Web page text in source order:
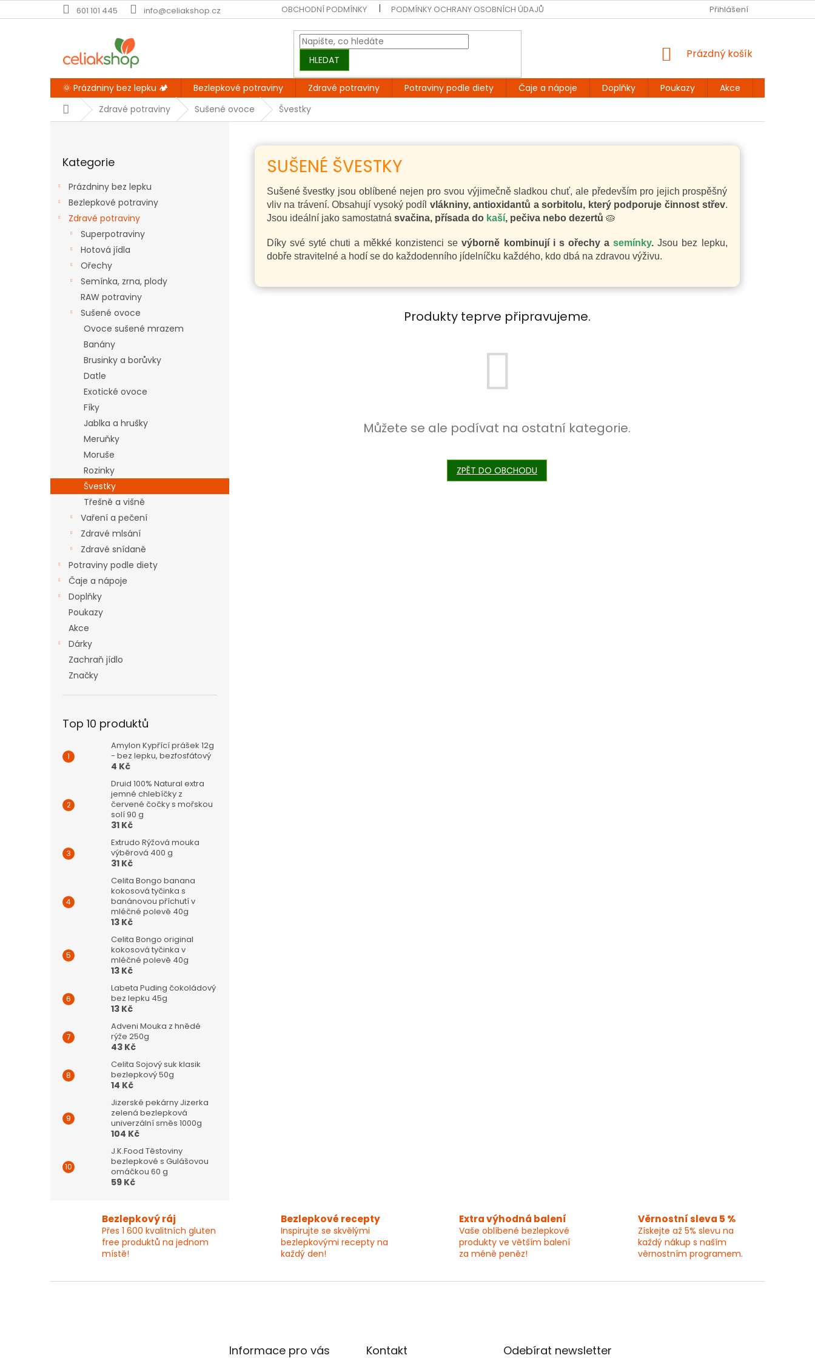
na
601 101 445 info@celiakshop.cz OBCHODNÍ PODMÍNKY PODMÍNKY OCHRANY OSOBNÍCH ÚDAJŮ KONTAKT DOPRAVA A PLATBA
Přihlášení
HLEDAT
NÁKUPNÍ
Prázdný košík
🌞 Prázdniny bez lepku 🏕️ Bezlepkové potraviny Zdravé potraviny Potraviny podle diety Čaje a nápoje Doplňky Poukazy Akce
DomůZdravé potraviny Sušené ovoce Švestky
kategorie
Kategorie
Prázdniny bez lepku
Bezlepkové potraviny
Zdravé potraviny
Superpotraviny
Hotová jídla
Ořechy
Semínka, zrna, plody
RAW potraviny
Sušené ovoce
Ovoce sušené mrazem
Banány
Brusinky a borůvky
Datle
Exotické ovoce
Fíky
Jablka a hrušky
Meruňky
Moruše
Rozinky
Švestky
Třešně a višně
Vaření a pečení
Zdravé mlsání
Zdravé snídaně
Potraviny podle diety
Čaje a nápoje
Doplňky
Poukazy
Akce
Dárky
Zachraň jídlo
Značky
Top 10 produktů
Amylon Kypřící prášek 12g
- bez lepku, bezfosfátový
4 Kč
Druid 100% Natural extra
jemné chlebíčky z
červené čočky s mořskou
solí 90 g
31 Kč
Extrudo Rýžová mouka
výběrová 400 g
31 Kč
Celita Bongo banana
kokosová tyčinka s
banánovou příchutí v
mléčné polevě 40g
13 Kč
Celita Bongo original
kokosová tyčinka v
mléčné polevě 40g
13 Kč
Labeta Puding čokoládový
bez lepku 45g
13 Kč
Adveni Mouka z hnědé
rýže 250g
43 Kč
Celita Sojový suk klasik
bezlepkový 50g
14 Kč
Jizerské pekárny Jizerka
zelená bezlepková
univerzální směs 1000g
104 Kč
J.K.Food Těstoviny
bezlepkové s Gulášovou
omáčkou 60 g
59 Kč
SUŠENÉ ŠVESTKY
Sušené švestky jsou oblíbené nejen pro svou výjimečně sladkou chuť, ale především pro jejich prospěšný
vliv na trávení. Obsahují vysoký podíl vlákniny, antioxidantů a sorbitolu, který podporuje činnost střev.
Jsou ideální jako samostatná svačina, přísada do kaší, pečiva nebo dezertů 🥧
Díky své syté chuti a měkké konzistenci sevýborně kombinují i s ořechy asemínky. Jsou bez lepku,
dobře stravitelné a hodí se do každodenního jídelníčku každého, kdo dbá na zdravou výživu.
Produkty teprve připravujeme.
Můžete se ale podívat na ostatní kategorie.
ZPĚT DO OBCHODU
Bezlepkový ráj
Přes 1 600 kvalitních gluten
free produktů na jednom
místě!
Bezlepkové recepty
Inspirujte se skvělými
bezlepkovými recepty na
každý den!
Extra výhodná balení
Vaše oblíbené bezlepkové
produkty ve větším balení
za méně peněz!
Věrnostní sleva 5 %
Získejte až 5% slevu na
každý nákup s naším
věrnostním programem.
Informace pro vás Kontakt Odebírat newsletter